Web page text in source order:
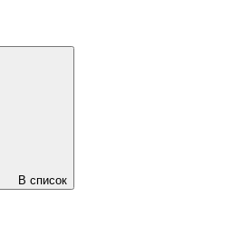
В список